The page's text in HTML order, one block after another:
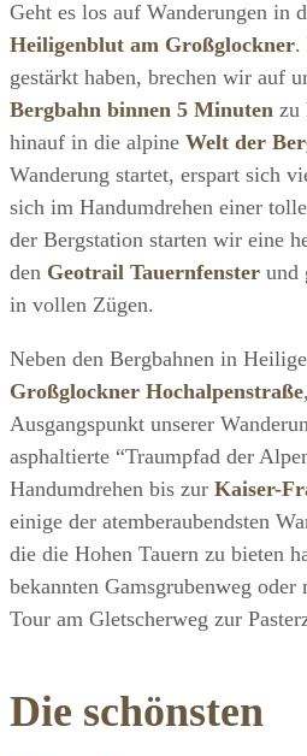
Geht es los auf Wanderungen in
Heiligenblut am Großglockner.
gestärkt haben, brechen wir auf
Bergbahn binnen 5 Minuten zu
hinauf in die alpine Welt der
Wanderung startet, erspart sich
sich im Handumdrehen einer
der Bergstation starten wir eine
den Geotrail Tauernfenster und
in vollen Zügen.
Neben den Bergbahnen in
Großglockner Hochalpenstraße
Ausgangspunkt unserer
asphaltierte “Traumpfad der
Handumdrehen bis zur Kaiser-
einige der atemberaubendsten
die die Hohen Tauern zu bieten
bekannten Gamsgrubenweg oder
Tour am Gletscherweg zur
Die schönsten